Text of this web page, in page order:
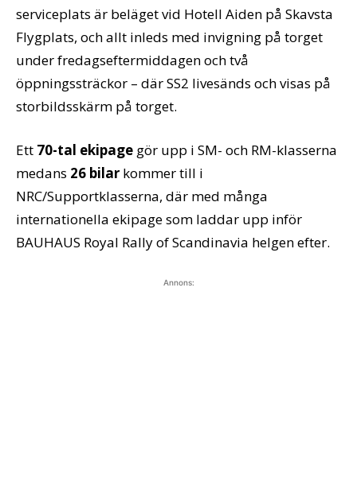
serviceplats är beläget vid Hotell Aiden på Skavsta
Flygplats, och allt inleds med invigning på torget
under fredagseftermiddagen och två
öppningssträckor – där SS2 livesänds och visas på
storbildsskärm på torget.
Ett 70-tal ekipage gör upp i SM- och RM-klasserna
medans 26 bilar kommer till i
NRC/Supportklasserna, där med många
internationella ekipage som laddar upp inför
BAUHAUS Royal Rally of Scandinavia helgen efter.
Annons: